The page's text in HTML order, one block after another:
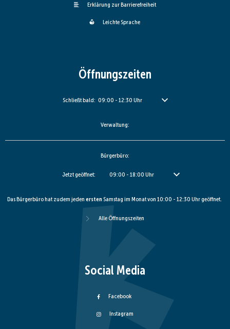
Erklärung zur Barrierefreiheit
Leichte Sprache
Öffnungszeiten
Klicken, um weitere Öffnungs- oder Schließzeiten auszublenden
Schließt bald: 09:00 - 12:30 Uhr Von 09:00 bis 12:30 Uhr
Verwaltung:
Bürgerbüro:
Klicken, um weitere Öffnungs- oder Schließzeiten auszublenden
Jetzt geöffnet: 09:00 - 18:00 Uhr Von 09:00 bis 18:00 Uhr
Das Bürgerbüro hat zudem jeden erstenSamstag im Monat von 10:00 - 12:30 Uhr geöffnet.
Alle Öffnungszeiten
Social Media
Facebook
Instagram